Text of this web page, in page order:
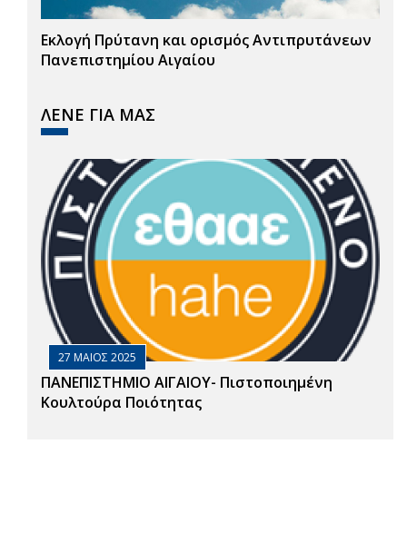
Εκλογή Πρύτανη και ορισμός Αντιπρυτάνεων
Πανεπιστημίου Αιγαίου
ΛΕΝΕ ΓΙΑ ΜΑΣ
27 ΜΑΙΟΣ 2025
ΠΑΝΕΠΙΣΤΗΜΙΟ ΑΙΓΑΙΟΥ- Πιστοποιημένη
Κουλτούρα Ποιότητας